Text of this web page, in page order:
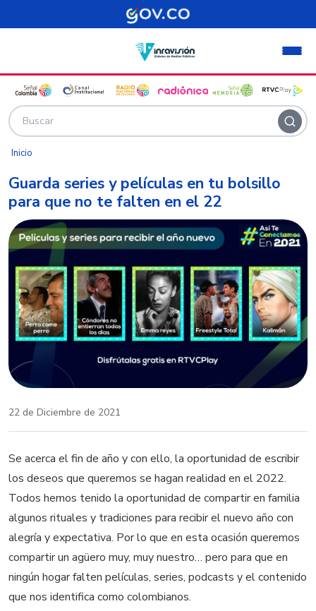
Pasar al contenido principal
Inicio
Guarda series y películas en tu bolsillo
para que no te falten en el 22
22 de Diciembre de 2021
Se acerca el fin de año y con ello, la oportunidad de escribir
los deseos que queremos se hagan realidad en el 2022.
Todos hemos tenido la oportunidad de compartir en familia
algunos rituales y tradiciones para recibir el nuevo año con
alegría y expectativa. Por lo que en esta ocasión queremos
compartir un agüero muy, muy nuestro… pero para que en
ningún hogar falten películas, series, podcasts y el contenido
que nos identifica como colombianos.